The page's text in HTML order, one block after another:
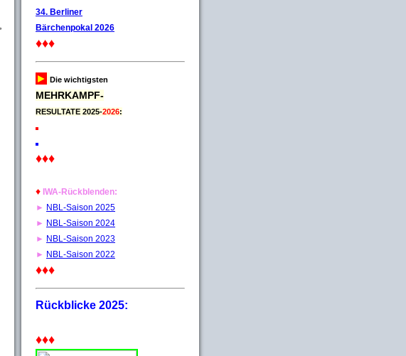
34. Berliner
Bärchenpokal 2026
♦♦♦
► Die wichtigsten
MEHRKAMPF-
RESULTATE 2025-2026:
♦♦♦
♦ IWA-Rückblenden:
► NBL-Saison 2025
► NBL-Saison 2024
► NBL-Saison 2023
► NBL-Saison 2022
♦♦♦
Rückblicke 2025:
♦♦♦